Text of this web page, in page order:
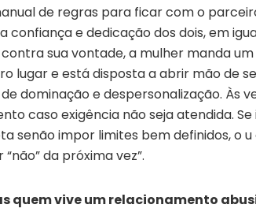
de regras para ficar com o
confiança e dedicação dos dois, em
sua vontade, a mulher manda
lugar e está disposta a abrir mão de
dominação e despersonalização. Às
caso exigência não seja atendida.
senão impor limites bem definidos, o
da próxima vez”.
quem vive um relacionamento